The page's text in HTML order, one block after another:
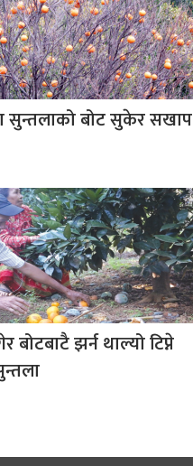
सुन्तलाको बोट सुकेर सखाप
बोटबाटै झर्न थाल्यो टिप्ने